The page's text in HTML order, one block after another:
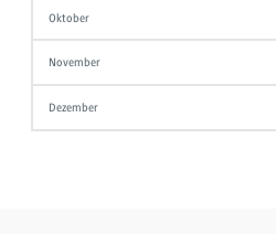
Oktober
November
Dezember